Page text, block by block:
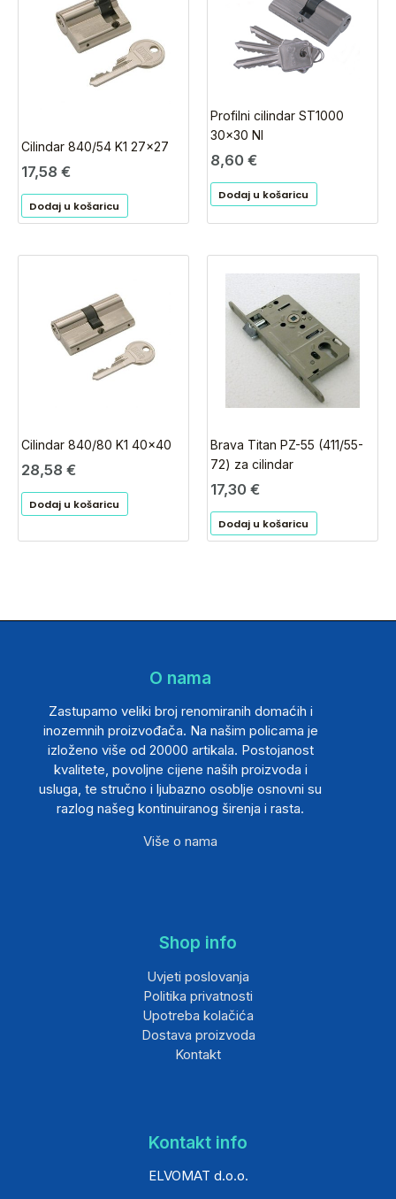
Cilindar 840/54 K1 27×27
17,58 €
Dodaj u košaricu
Profilni cilindar ST1000
30×30 NI
8,60 €
Dodaj u košaricu
Cilindar 840/80 K1 40×40
28,58 €
Dodaj u košaricu
Brava Titan PZ-55 (411/55-
72) za cilindar
17,30 €
Dodaj u košaricu
O nama
Zastupamo veliki broj renomiranih domaćih i
inozemnih proizvođača. Na našim policama je
izloženo više od 20000 artikala. Postojanost
kvalitete, povoljne cijene naših proizvoda i
usluga, te stručno i ljubazno osoblje osnovni su
razlog našeg kontinuiranog širenja i rasta.
Više o nama
Shop info
Uvjeti poslovanja
Politika privatnosti
Upotreba kolačića
Dostava proizvoda
Kontakt
Kontakt info
ELVOMAT d.o.o.